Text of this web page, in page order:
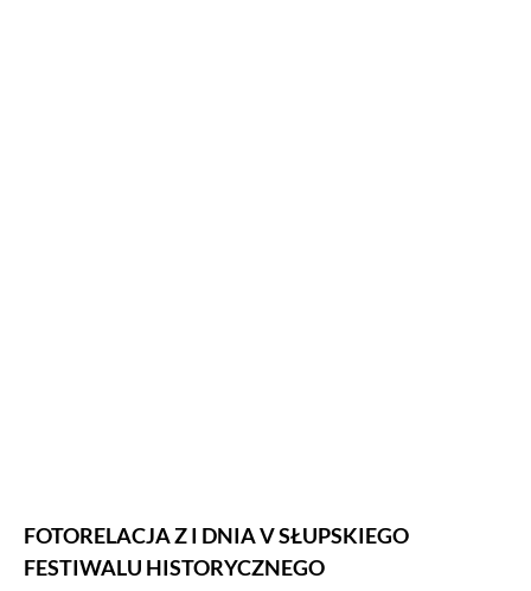
FOTORELACJA Z I DNIA V SŁUPSKIEGO
FESTIWALU HISTORYCZNEGO